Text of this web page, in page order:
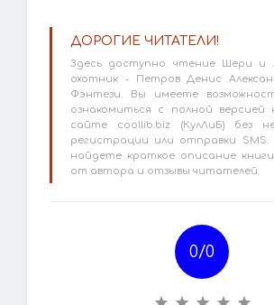
ДОРОГИЕ ЧИТАТЕЛИ!
Здесь доступно чтение Шери и
охотник - Петров Денис
Фэнтези. Вы имеете
ознакомиться с полной версией
сайте coollib.biz (КулЛиБ) без
регистрации или отправки
найдете краткое описание
от автора и отзывы читателей.
0/0